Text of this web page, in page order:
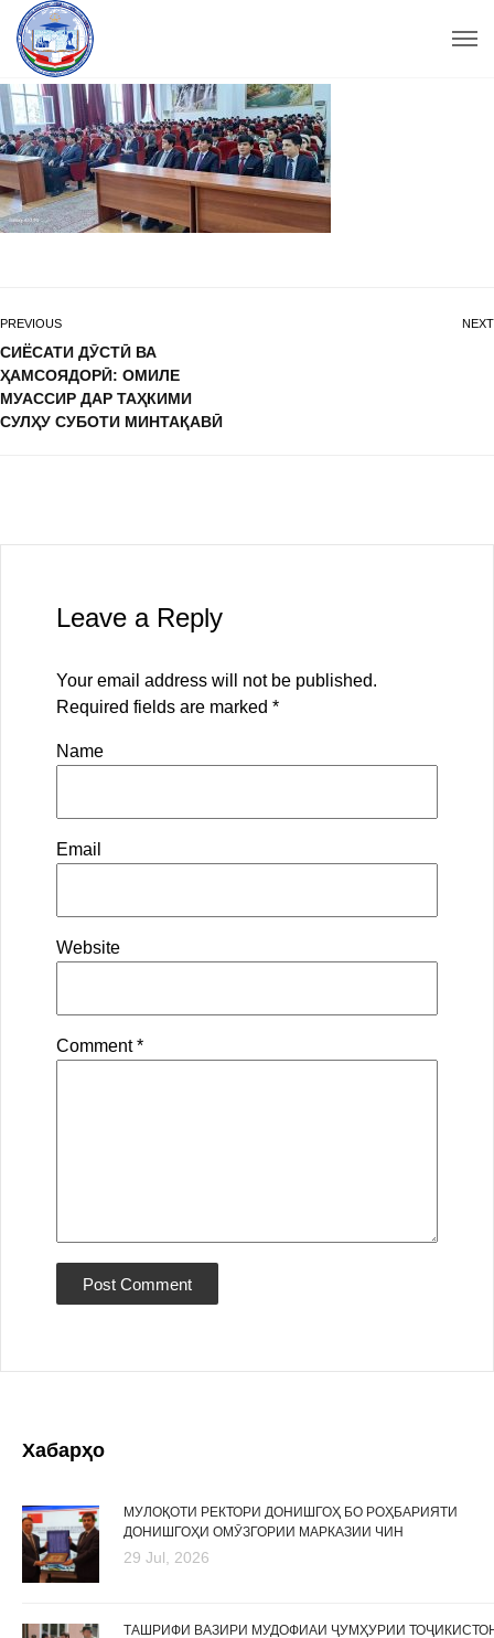
PREVIOUS
СИЁСАТИ ДӮСТӢ ВА
ҲАМСОЯДОРӢ: ОМИЛЕ
МУАССИР ДАР ТАҲКИМИ
СУЛҲУ СУБОТИ МИНТАҚАВӢ
NEXT
Leave a Reply
Your email address will not be published.
Required fields are marked *
Name
Email
Website
Comment*
Хабарҳо
МУЛОҚОТИ РЕКТОРИ ДОНИШГОҲ БО РОҲБАРИЯТИ
ДОНИШГОҲИ ОМӮЗГОРИИ МАРКАЗИИ ЧИН
29 Jul, 2026
ТАШРИФИ ВАЗИРИ МУДОФИАИ ҶУМҲУРИИ